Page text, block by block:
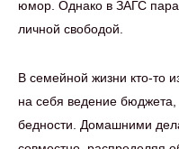
юмор. Однако в ЗАГС пара
личной свободой.
В семейной жизни кто-то
на себя ведение бюджета,
бедности. Домашними